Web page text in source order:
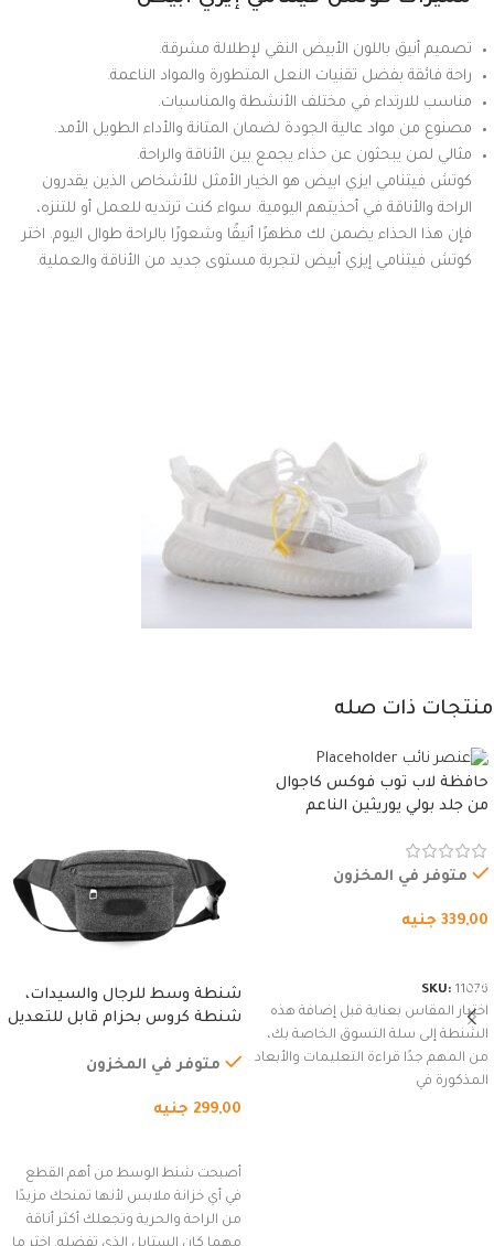
تصميم أنيق باللون الأبيض النقي لإطلالة مشرقة.
راحة فائقة بفضل تقنيات النعل المتطورة والمواد الناعمة.
مناسب للارتداء في مختلف الأنشطة والمناسبات.
مصنوع من مواد عالية الجودة لضمان المتانة والأداء الطويل الأمد.
مثالي لمن يبحثون عن حذاء يجمع بين الأناقة والراحة.
كوتش فيتنامي ايزي ابيض هو الخيار الأمثل للأشخاص الذين يقدرون
الراحة والأناقة في أحذيتهم اليومية. سواء كنت ترتديه للعمل أو للتنزه،
فإن هذا الحذاء يضمن لك مظهرًا أنيقًا وشعورًا بالراحة طوال اليوم. اختر
كوتش فيتنامي إيزي أبيض لتجربة مستوى جديد من الأناقة والعملية.
منتجات ذات صله
حافظة لاب توب فوكس كاجوال
من جلد بولي يوريثين الناعم
وسوستة.
متوفر في المخزون
339,00 جنيه
SKU: 11076
اختيار المقاس بعناية قبل إضافة هذه
الشنطة إلى سلة التسوق الخاصة بك،
من المهم جدًا قراءة التعليمات والأبعاد
المذكورة في
شنطة وسط للرجال والسيدات،
شنطة كروس بحزام قابل للتعديل
السفر، الجري العادي، المشي
(رمادي)
متوفر في المخزون
299,00 جنيه
أصبحت شنط الوسط من أهم القطع
في أي خزانة ملابس لأنها تمنحك مزيدًا
من الراحة والحرية وتجعلك أكثر أناقة